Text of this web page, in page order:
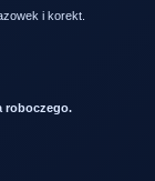
i korekt.
roboczego.